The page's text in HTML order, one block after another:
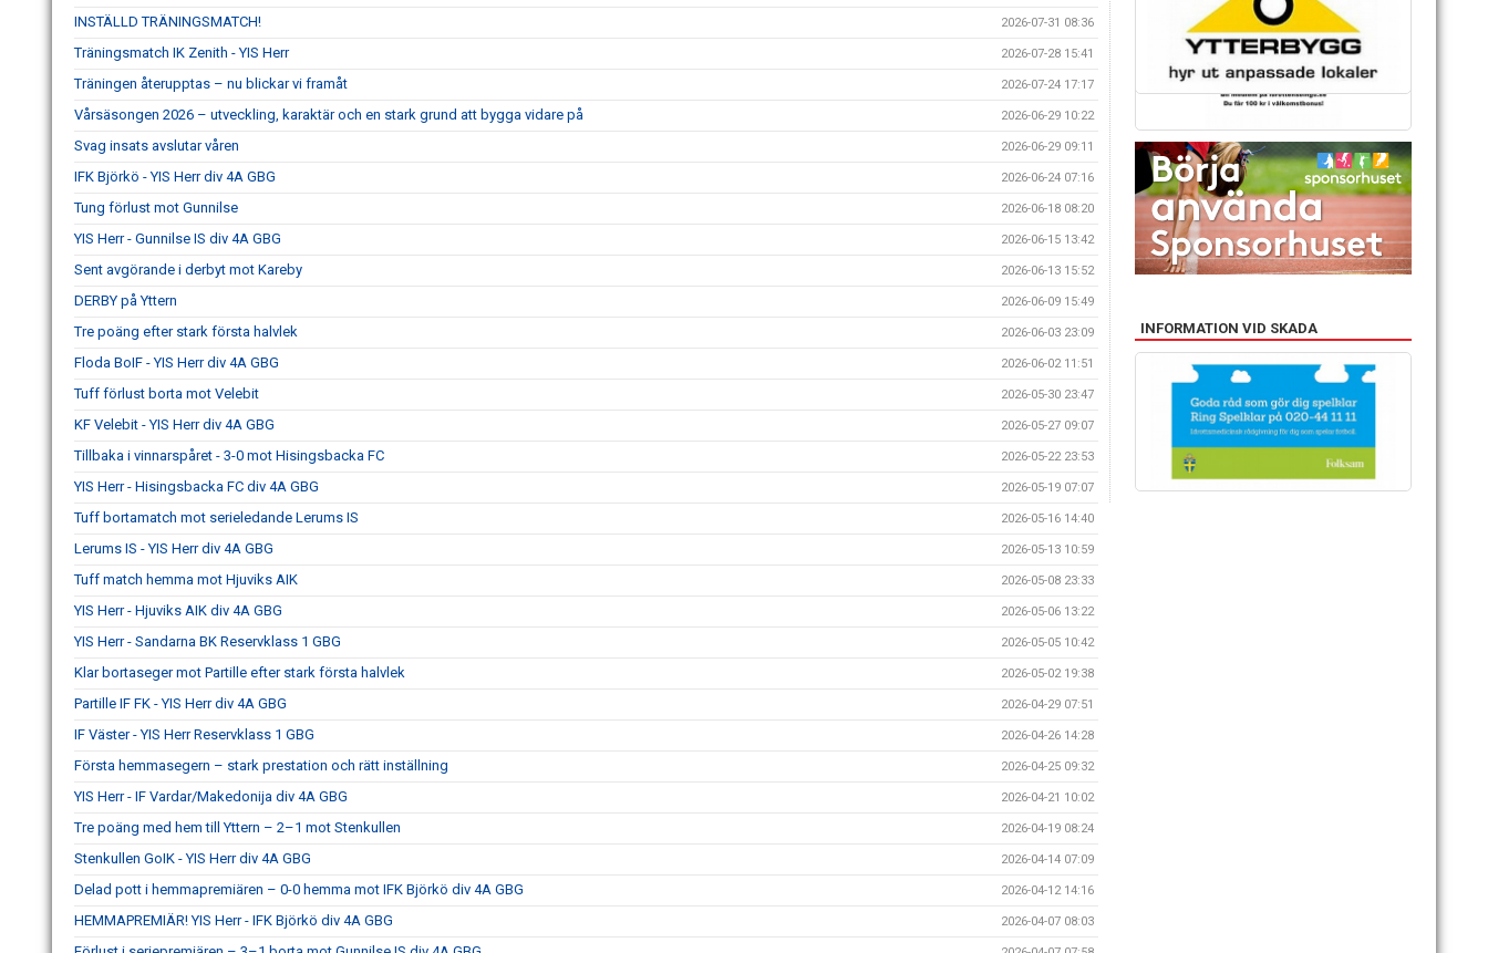
INSTÄLLD TRÄNINGSMATCH! 2026-07-31 08:36
Träningsmatch IK Zenith - YIS Herr 2026-07-28 15:41
Träningen återupptas – nu blickar vi framåt 2026-07-24 17:17
Vårsäsongen 2026 – utveckling, karaktär och en stark grund att bygga vidare på 2026-06-29 10:22
Svag insats avslutar våren 2026-06-29 09:11
IFK Björkö - YIS Herr div 4A GBG 2026-06-24 07:16
Tung förlust mot Gunnilse 2026-06-18 08:20
YIS Herr - Gunnilse IS div 4A GBG 2026-06-15 13:42
Sent avgörande i derbyt mot Kareby 2026-06-13 15:52
DERBY på Yttern 2026-06-09 15:49
Tre poäng efter stark första halvlek 2026-06-03 23:09
Floda BoIF - YIS Herr div 4A GBG 2026-06-02 11:51
Tuff förlust borta mot Velebit 2026-05-30 23:47
KF Velebit - YIS Herr div 4A GBG 2026-05-27 09:07
Tillbaka i vinnarspåret - 3-0 mot Hisingsbacka FC 2026-05-22 23:53
YIS Herr - Hisingsbacka FC div 4A GBG 2026-05-19 07:07
Tuff bortamatch mot serieledande Lerums IS 2026-05-16 14:40
Lerums IS - YIS Herr div 4A GBG 2026-05-13 10:59
Tuff match hemma mot Hjuviks AIK 2026-05-08 23:33
YIS Herr - Hjuviks AIK div 4A GBG 2026-05-06 13:22
YIS Herr - Sandarna BK Reservklass 1 GBG 2026-05-05 10:42
Klar bortaseger mot Partille efter stark första halvlek 2026-05-02 19:38
Partille IF FK - YIS Herr div 4A GBG 2026-04-29 07:51
IF Väster - YIS Herr Reservklass 1 GBG 2026-04-26 14:28
Första hemmasegern – stark prestation och rätt inställning 2026-04-25 09:32
YIS Herr - IF Vardar/Makedonija div 4A GBG 2026-04-21 10:02
Tre poäng med hem till Yttern – 2–1 mot Stenkullen 2026-04-19 08:24
Stenkullen GoIK - YIS Herr div 4A GBG 2026-04-14 07:09
Delad pott i hemmapremiären – 0-0 hemma mot IFK Björkö div 4A GBG 2026-04-12 14:16
HEMMAPREMIÄR! YIS Herr - IFK Björkö div 4A GBG 2026-04-07 08:03
INFORMATION VID SKADA